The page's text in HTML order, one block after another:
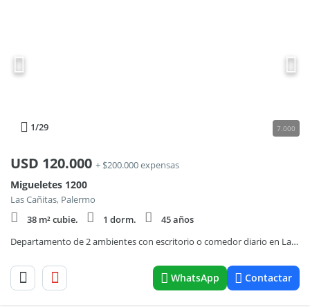
1/29 7.000
USD 120.000 + $200.000 expensas
Migueletes 1200
Las Cañitas, Palermo
38 m² cubie.
1 dorm.
45 años
Departamento de 2 ambientes con escritorio o comedor diario en La Imprenta
WhatsApp Contactar